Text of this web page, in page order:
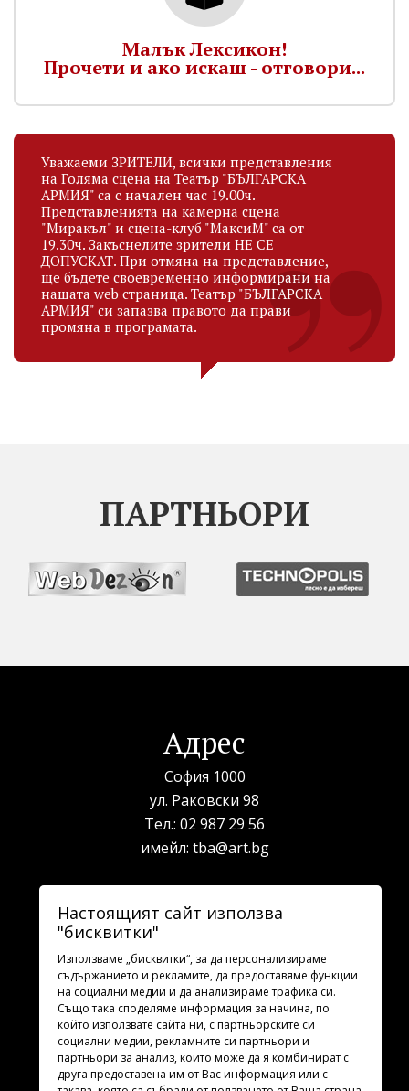
Малък Лексикон!
Прочети и ако искаш - отговори...
Уважаеми ЗРИТЕЛИ, всички представления
на Голяма сцена на Театър "БЪЛГАРСКА
АРМИЯ" са с начален час 19.00ч.
Представленията на камерна сцена
"Миракъл" и сцена-клуб "МаксиМ" са от
19.30ч. Закъснелите зрители НЕ СЕ
ДОПУСКАТ. При отмяна на представление,
ще бъдете своевременно информирани на
нашата web страница. Театър "БЪЛГАРСКА
АРМИЯ" си запазва правото да прави
промяна в програмата.
ПАРТНЬОРИ
Адрес
София 1000
ул. Раковски 98
Тел.: 02 987 29 56
имейл: tba@art.bg
Билетна каса
телефон:
рабoтно време: 10:00 - 19:30
Последвайте ни
Настоящият сайт използва
"бисквитки"
Използваме „бисквитки“, за да персонализираме
съдържанието и рекламите, да предоставяме функции
на социални медии и да анализираме трафика си.
Също така споделяме информация за начина, по
който използвате сайта ни, с партньорските си
социални медии, рекламните си партньори и
партньори за анализ, които може да я комбинират с
друга предоставена им от Вас информация или с